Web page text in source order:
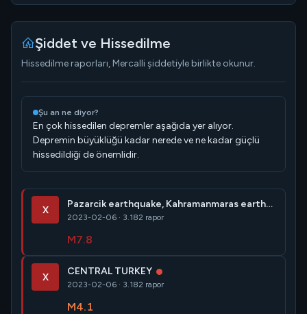
Şiddet ve Hissedilme
Hissedilme raporları, Mercalli şiddetiyle birlikte okunur.
Şu an ne diyor?
En çok hissedilen depremler aşağıda yer alıyor.
Depremin büyüklüğü kadar nerede ve ne kadar güçlü
hissedildiği de önemlidir.
X
Pazarcik earthquake, Kahramanmaras earthquake sequence
2023-02-06 · 3.182 rapor
M7.8
X
CENTRAL TURKEY
2023-02-06 · 3.182 rapor
M4.1